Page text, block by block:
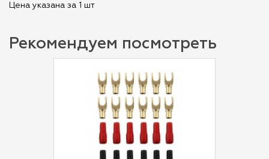
Цена указана за 1 шт
Рекомендуем посмотреть